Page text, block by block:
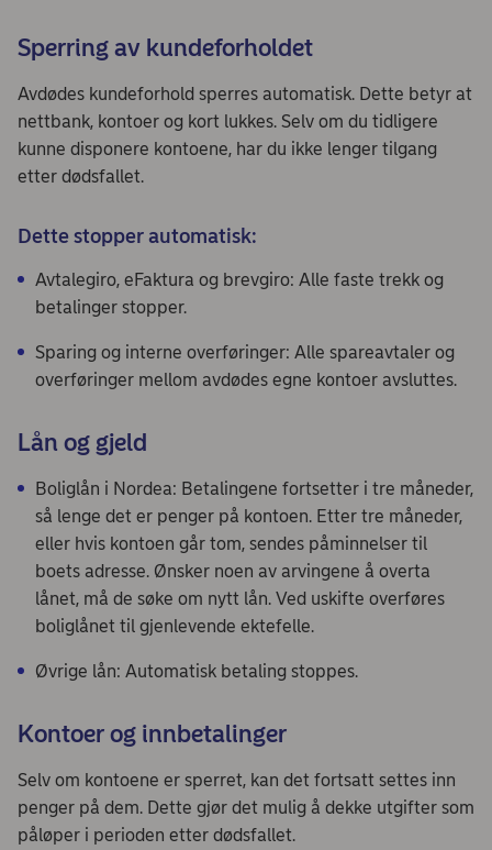
Sperring av kundeforholdet
Avdødes kundeforhold sperres automatisk. Dette betyr at
nettbank, kontoer og kort lukkes. Selv om du tidligere
kunne disponere kontoene, har du ikke lenger tilgang
etter dødsfallet.
Dette stopper automatisk:
Avtalegiro, eFaktura og brevgiro: Alle faste trekk og
betalinger stopper.
Sparing og interne overføringer: Alle spareavtaler og
overføringer mellom avdødes egne kontoer avsluttes.
Lån og gjeld
Boliglån i Nordea: Betalingene fortsetter i tre måneder,
så lenge det er penger på kontoen. Etter tre måneder,
eller hvis kontoen går tom, sendes påminnelser til
boets adresse. Ønsker noen av arvingene å overta
lånet, må de søke om nytt lån. Ved uskifte overføres
boliglånet til gjenlevende ektefelle.
Øvrige lån: Automatisk betaling stoppes.
Kontoer og innbetalinger
Selv om kontoene er sperret, kan det fortsatt settes inn
penger på dem. Dette gjør det mulig å dekke utgifter som
påløper i perioden etter dødsfallet.